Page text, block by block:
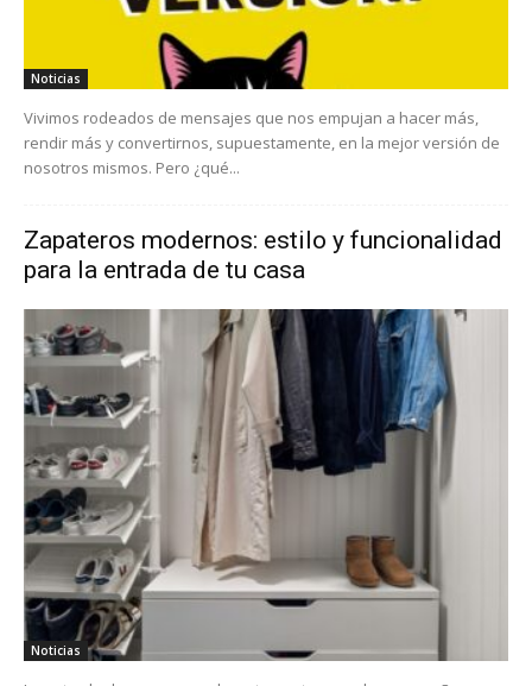
Noticias
Vivimos rodeados de mensajes que nos empujan a hacer más,
rendir más y convertirnos, supuestamente, en la mejor versión de
nosotros mismos. Pero ¿qué...
Zapateros modernos: estilo y funcionalidad
para la entrada de tu casa
Noticias